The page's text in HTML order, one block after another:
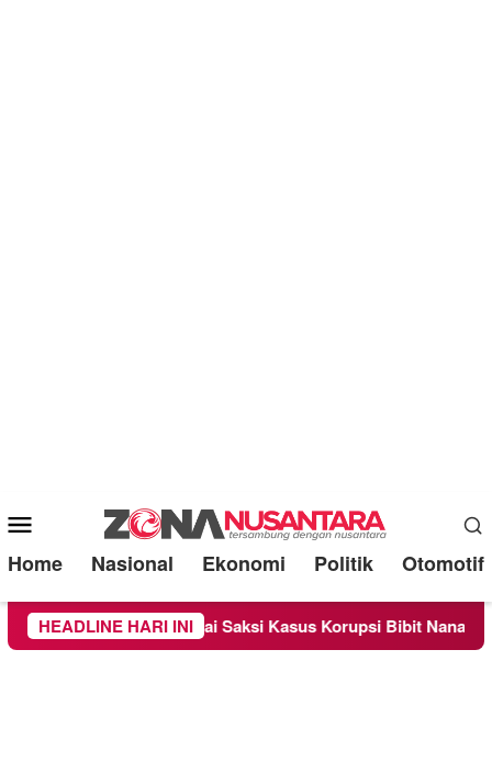
Mobile
Menu
Home Nasional Ekonomi Politik Otomotif
HEADLINE HARI INI
Sebagai Saksi Kasus Korupsi Bibit Nanas Sulsel Rp 52,4